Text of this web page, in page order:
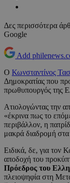
Δες περισσότερα
Google
Add
Ο Κωνσταντίνος
Δημοκρατίας που
πρωθυπουργός της
Ατιολογώντας την
«έκρινα πως το
περιβάλλον, η
μακρά διαδρομή στα
Ειδικά, δε, για τον
αποδοχή του
Πρόεδρος του
πλειοψηφία στη